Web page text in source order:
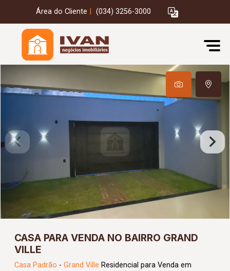
Área do Cliente (034) 3256-3000
CASA PARA VENDA NO BAIRRO GRAND
VILLE
Casa Padrão - Grand Ville Residencial para Venda em